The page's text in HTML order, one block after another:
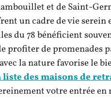
et de Saint-
un cadre de vie serein
du 78 bénéficient
profiter de promenades
la nature favorise le
des maisons de
votre entrée en